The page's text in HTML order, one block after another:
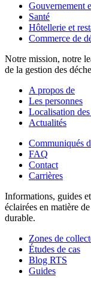
Gouvernement
Santé
Hôtellerie et
Commerce de
Notre mission, notre
de la gestion des
A propos de
Les personnes
Localisation des
Actualités
Communiqués
FAQ
Contact
Carrières
Informations, guides
éclairées en matière
durable.
Zones de
Études de cas
Blog RTS
Guides